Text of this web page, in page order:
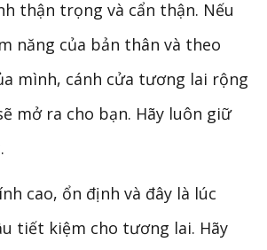
thận trọng và cẩn thận. Nếu
năng của bản thân và theo
mình, cánh cửa tương lai rộng
mở ra cho bạn. Hãy luôn giữ
cao, ổn định và đây là lúc
tiết kiệm cho tương lai. Hãy